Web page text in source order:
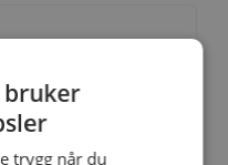
bruker
trygg når du